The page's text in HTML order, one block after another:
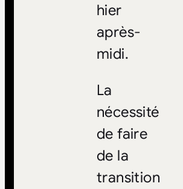
hier
après-
midi.
La
nécessité
de faire
de la
transition